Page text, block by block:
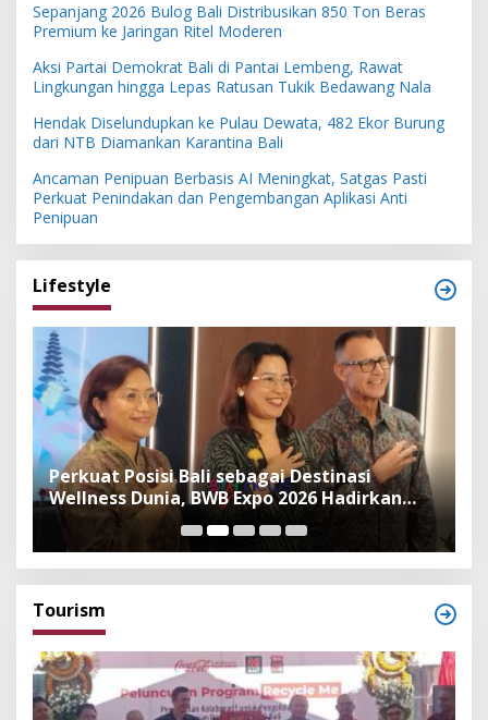
Sepanjang 2026 Bulog Bali Distribusikan 850 Ton Beras
Premium ke Jaringan Ritel Moderen
Aksi Partai Demokrat Bali di Pantai Lembeng, Rawat
Lingkungan hingga Lepas Ratusan Tukik Bedawang Nala
Hendak Diselundupkan ke Pulau Dewata, 482 Ekor Burung
dari NTB Diamankan Karantina Bali
Ancaman Penipuan Berbasis AI Meningkat, Satgas Pasti
Perkuat Penindakan dan Pengembangan Aplikasi Anti
Penipuan
Lifestyle
Perkuat Posisi Bali sebagai Destinasi
Wellness Dunia, BWB Expo 2026 Hadirkan
Exhibitor Nasional dan Global
Tourism